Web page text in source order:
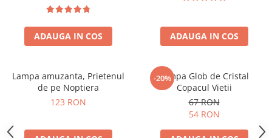
ADAUGA IN COS ADAUGA IN COS
Lampa amuzanta, Prietenul
de pe Noptiera
123 RON
-20%
Lampa Glob de Cristal
Copacul Vietii
67 RON
54 RON